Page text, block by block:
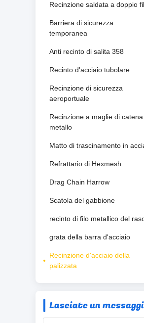
Recinzione saldata a doppio
Barriera di sicurezza
temporanea
Anti recinto di salita 358
Recinto d'acciaio tubolare
Recinzione di sicurezza
aeroportuale
Recinzione a maglie di catena
metallo
Matto di trascinamento in
Refrattario di Hexmesh
Drag Chain Harrow
Scatola del gabbione
recinto di filo metallico del
grata della barra d'acciaio
Recinzione d'acciaio della
palizzata
Lasciate un